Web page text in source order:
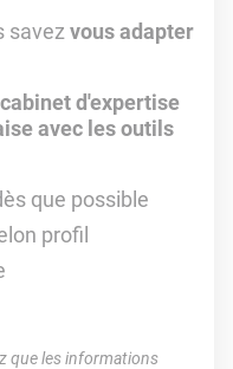
savez vous adapter
d'expertise
avec les outils
que possible
profil
que les informations